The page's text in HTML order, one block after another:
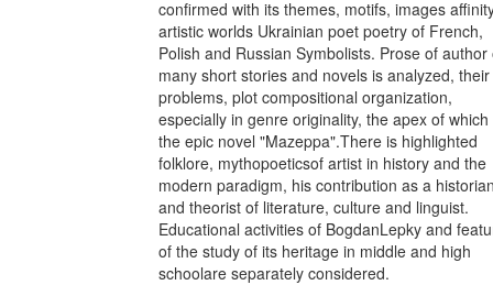
confirmed with its themes, motifs, images
artistic worlds Ukrainian poet poetry of French,
Polish and Russian Symbolists. Prose of author
many short stories and novels is analyzed, their
problems, plot compositional organization,
especially in genre originality, the apex of which
the epic novel "Mazeppa".There is highlighted
folklore, mythopoeticsof artist in history and the
modern paradigm, his contribution as a
and theorist of literature, culture and linguist.
Educational activities of BogdanLepky and
of the study of its heritage in middle and high
schoolare separately considered.